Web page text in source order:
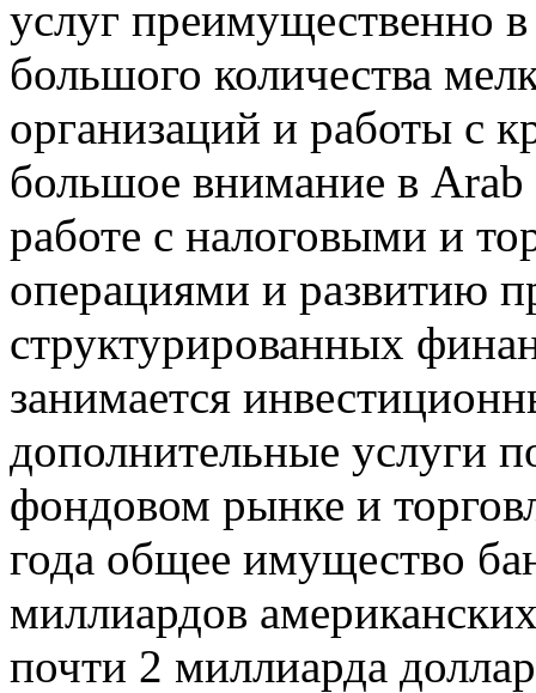
услуг преимущественно
большого количества
организаций и работы с
большое внимание в
работе с налоговыми и
операциями и развитию
структурированных
занимается
дополнительные услуги
фондовом рынке и
года общее имущество
миллиардов
почти 2 миллиарда